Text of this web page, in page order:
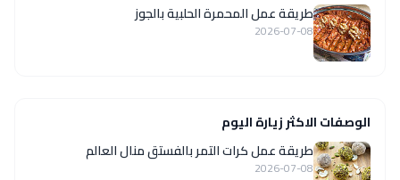
طريقة عمل المحمرة الحلبية بالجوز
2026-07-08
الوصفات الاكثر زيارة اليوم
طريقة عمل كرات التمر بالفستق منال العالم
2026-07-08